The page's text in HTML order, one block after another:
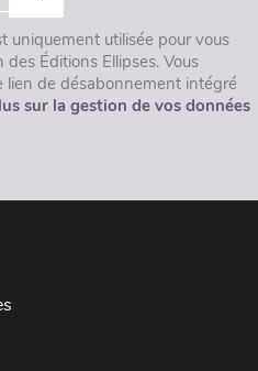
uniquement utilisée pour vous
Éditions Ellipses. Vous
lien de désabonnement intégré
sur la gestion de vos données